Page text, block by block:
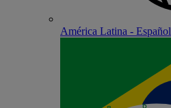
América Latina - Español